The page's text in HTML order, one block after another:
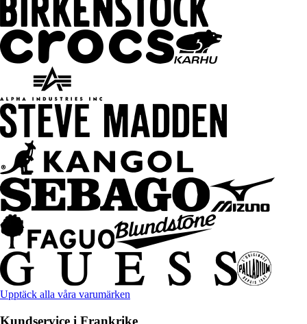
Upptäck alla våra varumärken
Kundservice i Frankrike